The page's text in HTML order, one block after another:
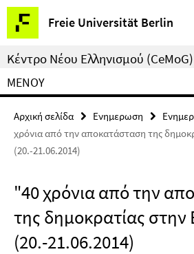
Springe
direkt
zu
Inhalt
Freie Universität Berlin
Υπηρεσίες
–
πλοήγηση
Κέντρο Νέου Ελληνισμού (CeMoG)
ΜΕΝΟΎ
Αρχική σελίδα Ενημερωση
χρόνια από την αποκατάσταση της
(20.-21.06.2014)
"40 χρόνια από την
της δημοκρατίας στην
(20.-21.06.2014)